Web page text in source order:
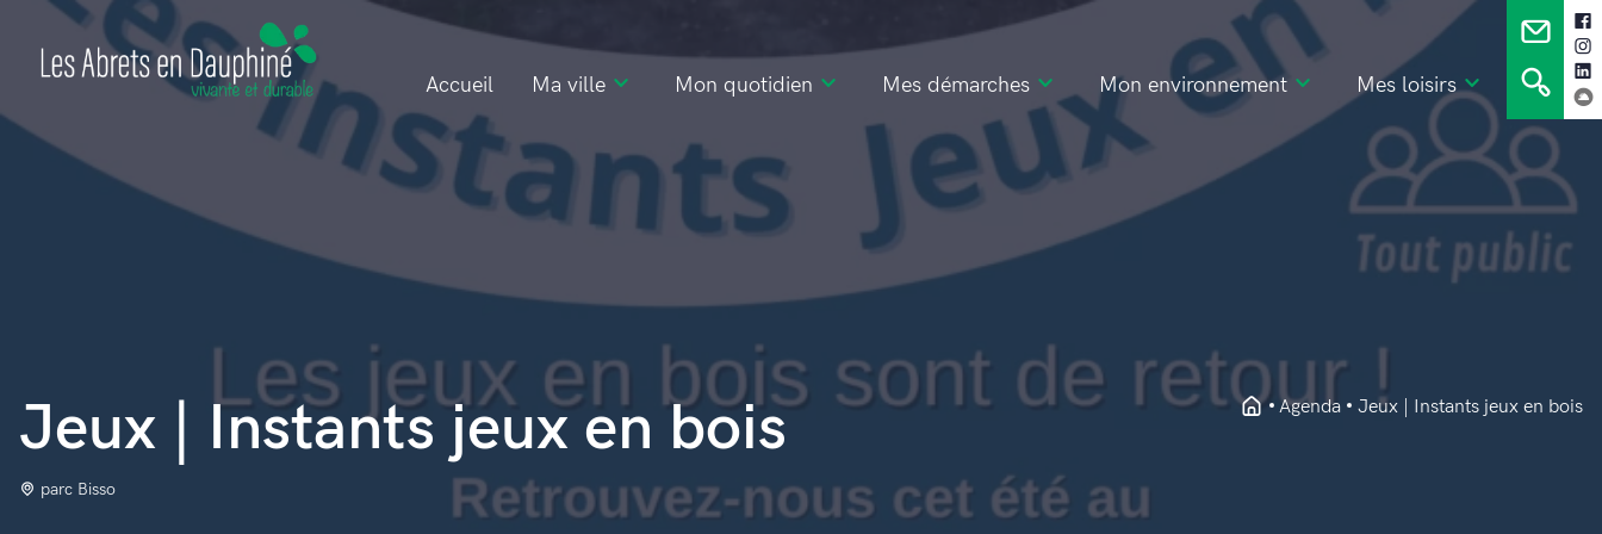
Accueil Ma ville Mon quotidien Mes démarches Mon environnement Mes loisirs
Jeux | Instants jeux en bois Agenda Jeux | Instants jeux en bois
parc Bisso